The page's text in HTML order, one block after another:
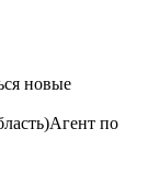
новые
Агент по